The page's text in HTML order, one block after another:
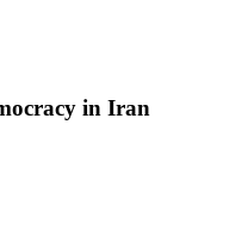
in Iran